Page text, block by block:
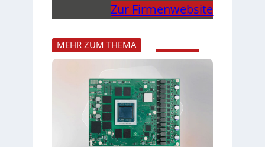
Zur Firmenwebsite
MEHR ZUM THEMA